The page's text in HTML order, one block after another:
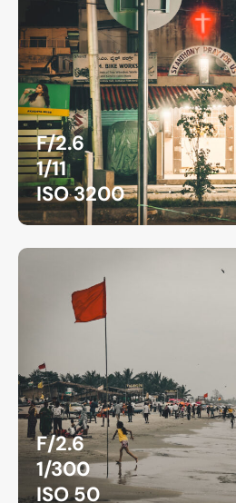
F/2.6
1/11
ISO 3200
F/2.6
1/300
ISO 50